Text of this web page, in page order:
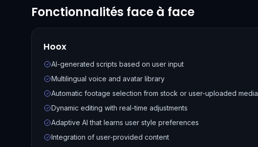
Fonctionnalités face à face
Hoox
AI-generated scripts based on user input
Multilingual voice and avatar library
Automatic footage selection from stock or user-uploaded media
Dynamic editing with real-time adjustments
Adaptive AI that learns user style preferences
Integration of user-provided content